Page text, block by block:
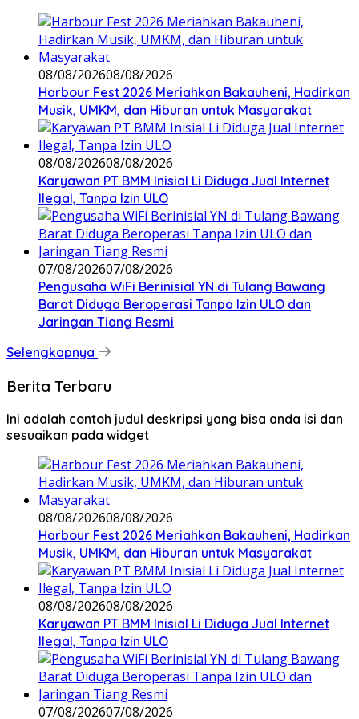
08/08/202608/08/2026
Harbour Fest 2026 Meriahkan Bakauheni, Hadirkan
Musik, UMKM, dan Hiburan untuk Masyarakat
08/08/202608/08/2026
Karyawan PT BMM Inisial Li Diduga Jual Internet
Ilegal, Tanpa Izin ULO
07/08/202607/08/2026
Pengusaha WiFi Berinisial YN di Tulang Bawang
Barat Diduga Beroperasi Tanpa Izin ULO dan
Jaringan Tiang Resmi
Selengkapnya
Berita Terbaru
Ini adalah contoh judul deskripsi yang bisa anda isi dan
sesuaikan pada widget
08/08/202608/08/2026
Harbour Fest 2026 Meriahkan Bakauheni, Hadirkan
Musik, UMKM, dan Hiburan untuk Masyarakat
08/08/202608/08/2026
Karyawan PT BMM Inisial Li Diduga Jual Internet
Ilegal, Tanpa Izin ULO
07/08/202607/08/2026